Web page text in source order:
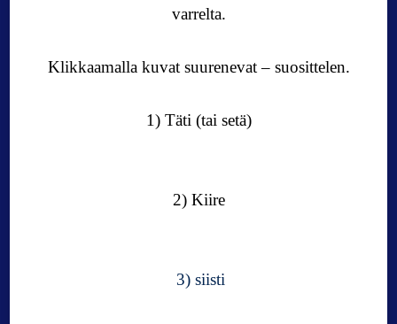
varrelta.
Klikkaamalla kuvat suurenevat – suosittelen.
1) Täti (tai setä)
2) Kiire
3) siisti